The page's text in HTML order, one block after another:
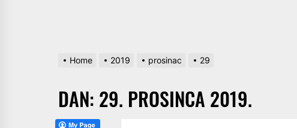
Home 2019 prosinac 29
DAN: 29. PROSINCA 2019.